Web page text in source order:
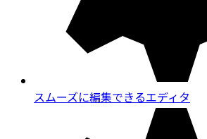
スムーズに編集できるエディタ